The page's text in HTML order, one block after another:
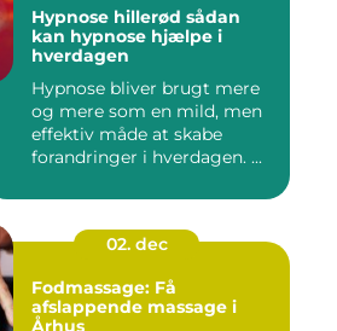
Hypnose hillerød sådan
kan hypnose hjælpe i
hverdagen
Hypnose bliver brugt mere
og mere som en mild, men
effektiv måde at skabe
forandringer i hverdagen. ...
02. dec
Fodmassage: Få
afslappende massage i
Århus